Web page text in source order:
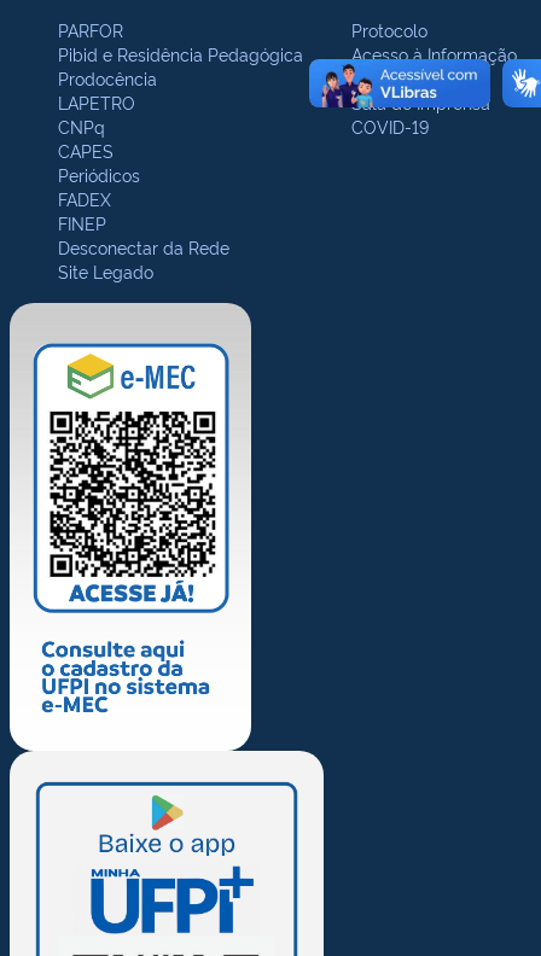
PARFOR
Pibid e Residência Pedagógica
Prodocência
LAPETRO
CNPq
CAPES
Periódicos
FADEX
FINEP
Desconectar da Rede
Site Legado
Protocolo
Acesso à Informação
Ouvidoria
Sala de Imprensa
COVID-19